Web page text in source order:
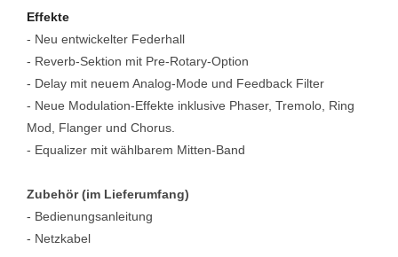
Effekte
- Neu entwickelter Federhall
- Reverb-Sektion mit Pre-Rotary-Option
- Delay mit neuem Analog-Mode und Feedback Filter
- Neue Modulation-Effekte inklusive Phaser, Tremolo, Ring
Mod, Flanger und Chorus.
- Equalizer mit wählbarem Mitten-Band
Zubehör (im Lieferumfang)
- Bedienungsanleitung
- Netzkabel